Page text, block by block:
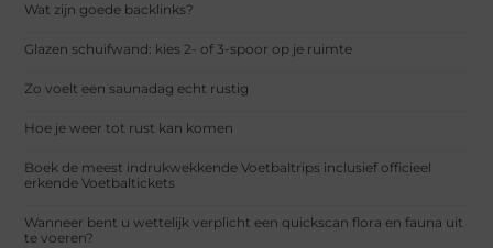
Wat zijn goede backlinks?
Glazen schuifwand: kies 2- of 3-spoor op je ruimte
Zo voelt een saunadag echt rustig
Hoe je weer tot rust kan komen
Boek de meest indrukwekkende Voetbaltrips inclusief officieel
erkende Voetbaltickets
Wanneer bent u wettelijk verplicht een quickscan flora en fauna uit
te voeren?